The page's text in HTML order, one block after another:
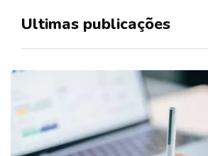
Ultimas publicações